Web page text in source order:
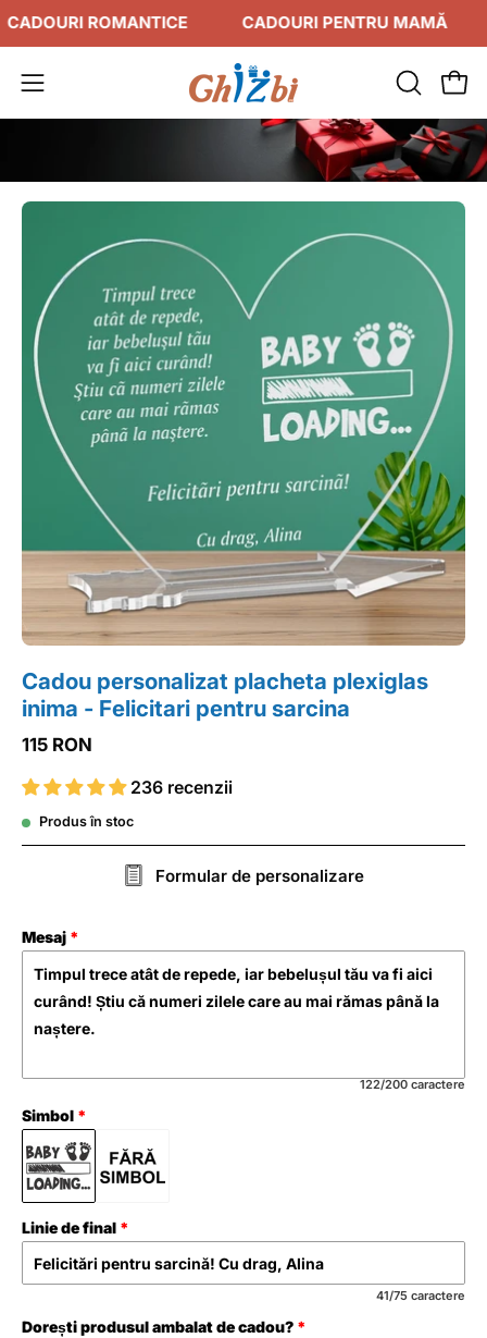
Sari
ROMANTICE CADOURI PENTRU MAMĂ
Deschide
meniul
navigare
BARA
DE
Cadou personalizat placheta plexiglas
inima - Felicitari pentru sarcina
115 RON
236 recenzii
Produs în stoc
Formular de personalizare
Mesaj
122/200 caractere
Simbol
Linie de final
41/75 caractere
Dorești produsul ambalat de cadou?